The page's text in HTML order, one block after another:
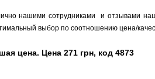
нашими сотрудниками и отзывами
выбор по соотношению цена/
цена. Цена 271 грн, код 4873